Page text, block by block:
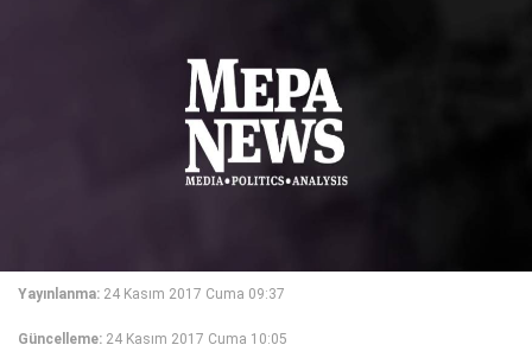
Yayınlanma: 24 Kasım 2017 Cuma 09:37
Güncelleme: 24 Kasım 2017 Cuma 10:05